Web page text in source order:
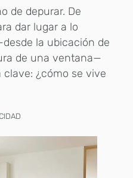
de depurar. De
dar lugar a lo
la ubicación de
de una ventana—
¿cómo se vive